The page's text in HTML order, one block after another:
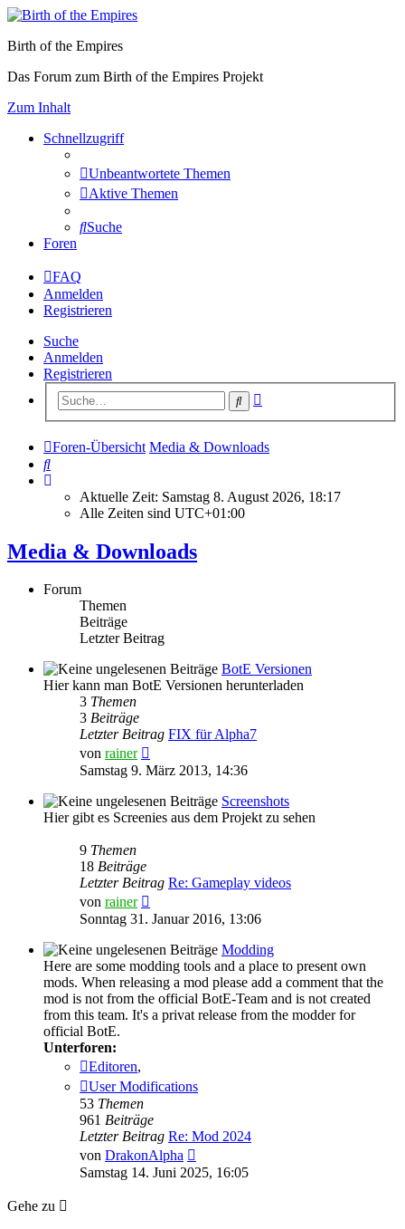
Birth of the Empires
Das Forum zum Birth of the Empires Projekt
Zum Inhalt
Schnellzugriff
Unbeantwortete Themen
Aktive Themen
Suche
Foren
FAQ
Anmelden
Registrieren
Suche
Anmelden
Registrieren
Suche
Foren-Übersicht Media & Downloads
Suche
Aktuelle Zeit: Samstag 8. August 2026, 18:17
Alle Zeiten sind UTC+01:00
Media & Downloads
Forum
Themen
Beiträge
Letzter Beitrag
BotE Versionen
Hier kann man BotE Versionen herunterladen
3 Themen
3 Beiträge
Letzter Beitrag FIX für Alpha7
von rainer
Beitrag
Samstag 9. März 2013, 14:36
Screenshots
Hier gibt es Screenies aus dem Projekt zu sehen
9 Themen
18 Beiträge
Letzter Beitrag Re: Gameplay videos
von rainer
Beitrag
Sonntag 31. Januar 2016, 13:06
Modding
Here are some modding tools and a place to present own
mods. When releasing a mod please add a comment that the
mod is not from the official BotE-Team and is not created
from this team. It's a privat release from the modder for
official BotE.
Unterforen:
Editoren,
User Modifications
53 Themen
961 Beiträge
Letzter Beitrag Re: Mod 2024
von DrakonAlpha
Beitrag
Samstag 14. Juni 2025, 16:05
Gehe zu